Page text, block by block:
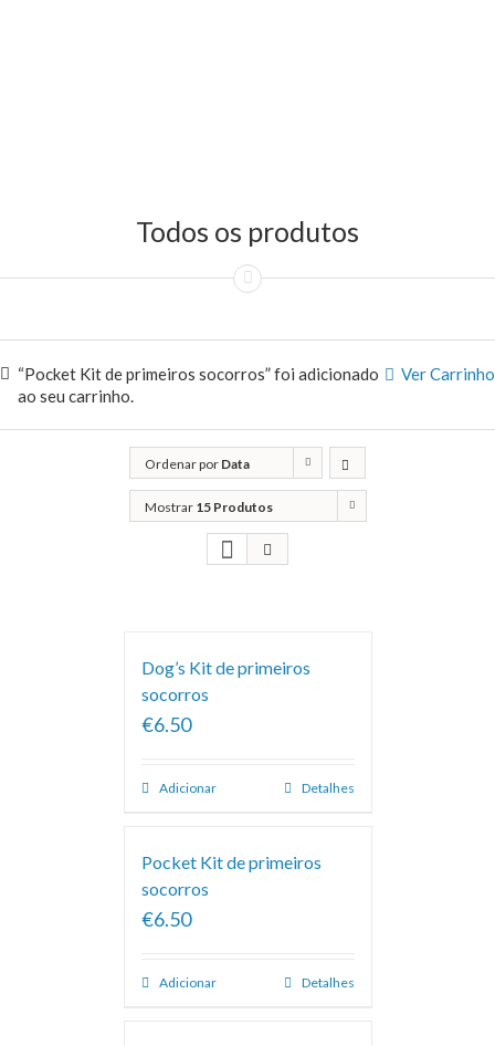
Todos os produtos
Ver Carrinho
“Pocket Kit de primeiros socorros” foi adicionado
ao seu carrinho.
Ordenar por Data
Mostrar 15 Produtos
Dog’s Kit de primeiros
socorros
€6.50
Adicionar Detalhes
Pocket Kit de primeiros
socorros
€6.50
Adicionar Detalhes